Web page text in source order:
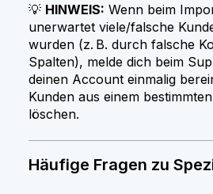
💡 HINWEIS: Wenn beim
unerwartet viele/falsche
wurden (z. B. durch falsche
Spalten), melde dich beim
deinen Account einmalig
Kunden aus einem
löschen.
Häufige Fragen zu